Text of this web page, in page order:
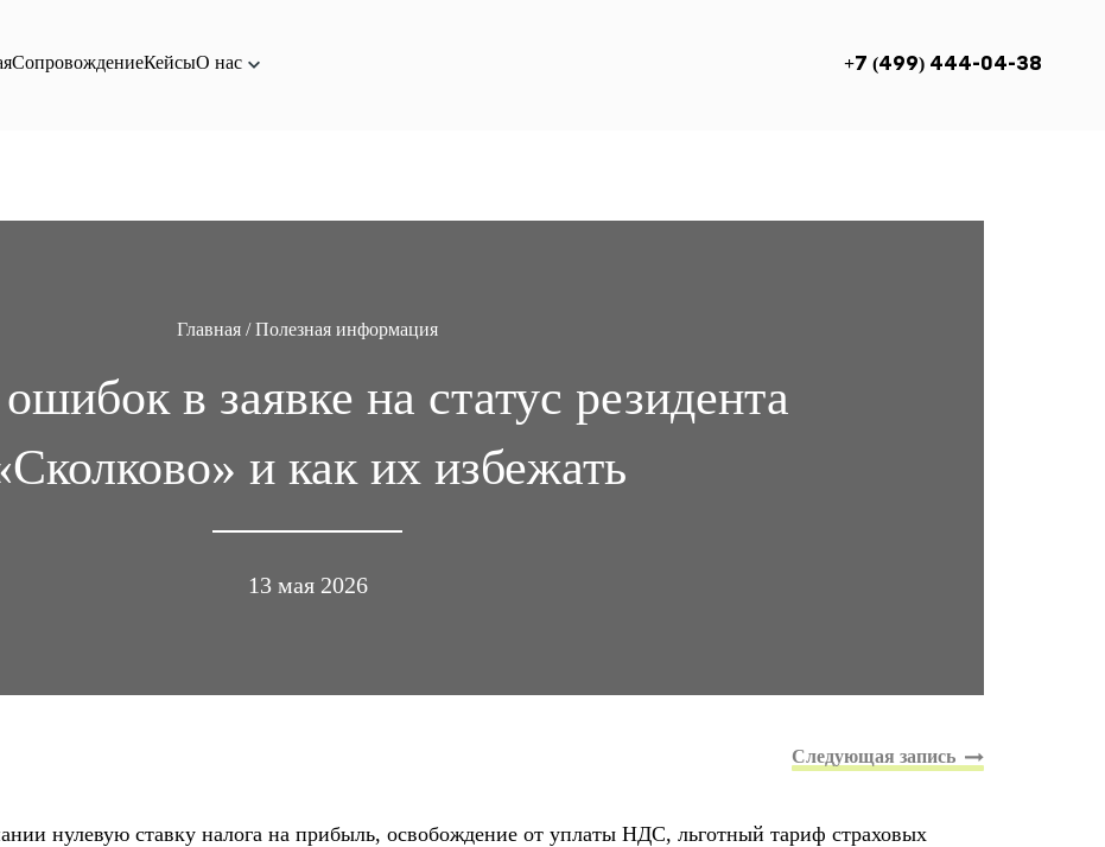
СопровождениеКейсыО нас +7 (499) 444-04-38
Главная / Полезная информация
в заявке на статус резидента
и как их избежать
13 мая 2026
нулевую ставку налога на прибыль, освобождение от уплаты НДС, льготный тариф страховых